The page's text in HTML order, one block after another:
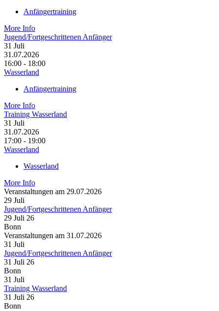
Anfängertraining
More Info
Jugend/Fortgeschrittenen Anfänger
31 Juli
31.07.2026
16:00 - 18:00
Wasserland
Anfängertraining
More Info
Training Wasserland
31 Juli
31.07.2026
17:00 - 19:00
Wasserland
Wasserland
More Info
Veranstaltungen am 29.07.2026
29 Juli
Jugend/Fortgeschrittenen Anfänger
29 Juli 26
Bonn
Veranstaltungen am 31.07.2026
31 Juli
Jugend/Fortgeschrittenen Anfänger
31 Juli 26
Bonn
31 Juli
Training Wasserland
31 Juli 26
Bonn